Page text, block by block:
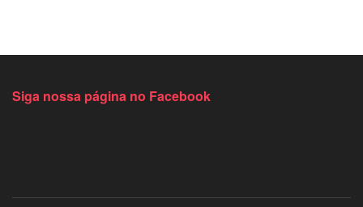
Siga nossa página no Facebook